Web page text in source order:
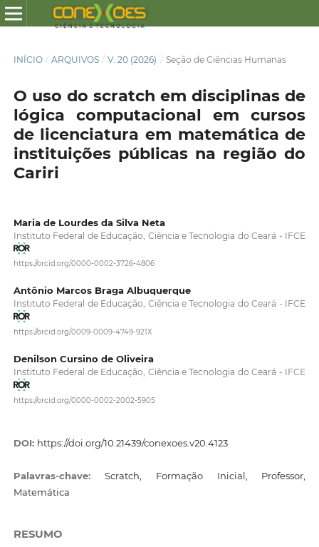
INÍCIO / ARQUIVOS / V. 20 (2026) / Seção de Ciências Humanas
O uso do scratch em disciplinas de
lógica computacional em cursos
de licenciatura em matemática de
instituições públicas na região do
Cariri
Maria de Lourdes da Silva Neta
Instituto Federal de Educação, Ciência e Tecnologia do Ceará - IFCE
https://orcid.org/0000-0002-3726-4806
Antônio Marcos Braga Albuquerque
Instituto Federal de Educação, Ciência e Tecnologia do Ceará - IFCE
https://orcid.org/0009-0009-4749-921X
Denilson Cursino de Oliveira
Instituto Federal de Educação, Ciência e Tecnologia do Ceará - IFCE
https://orcid.org/0000-0002-2002-5905
DOI: https://doi.org/10.21439/conexoes.v20.4123
Palavras-chave:Scratch, Formação Inicial, Professor,
Matemática
RESUMO